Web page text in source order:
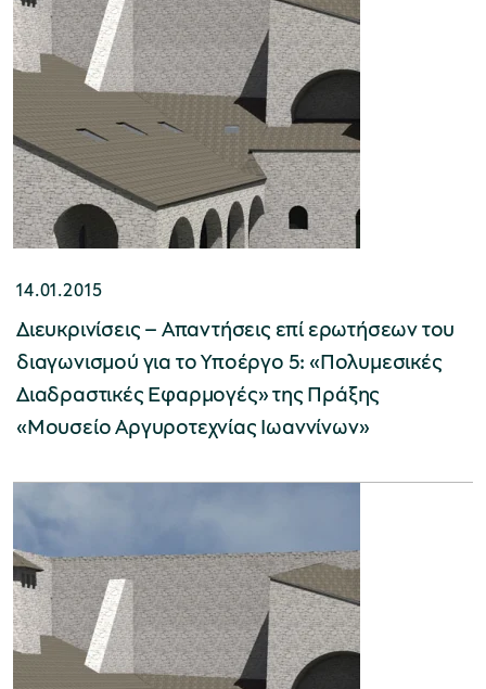
14.01.2015
Διευκρινίσεις – Απαντήσεις επί ερωτήσεων του
διαγωνισμού για το Υποέργο 5: «Πολυμεσικές
Διαδραστικές Εφαρμογές» της Πράξης
«Μουσείο Αργυροτεχνίας Ιωαννίνων»